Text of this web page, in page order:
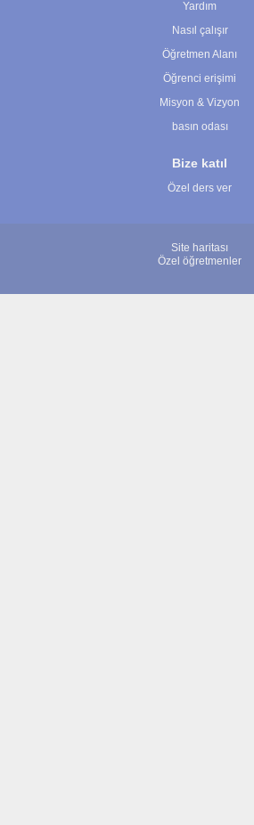
Yardım
Nasıl çalışır
Öğretmen Alanı
Öğrenci erişimi
Misyon & Vizyon
basın odası
Bize katıl
Özel ders ver
Site haritası
Özel öğretmenler